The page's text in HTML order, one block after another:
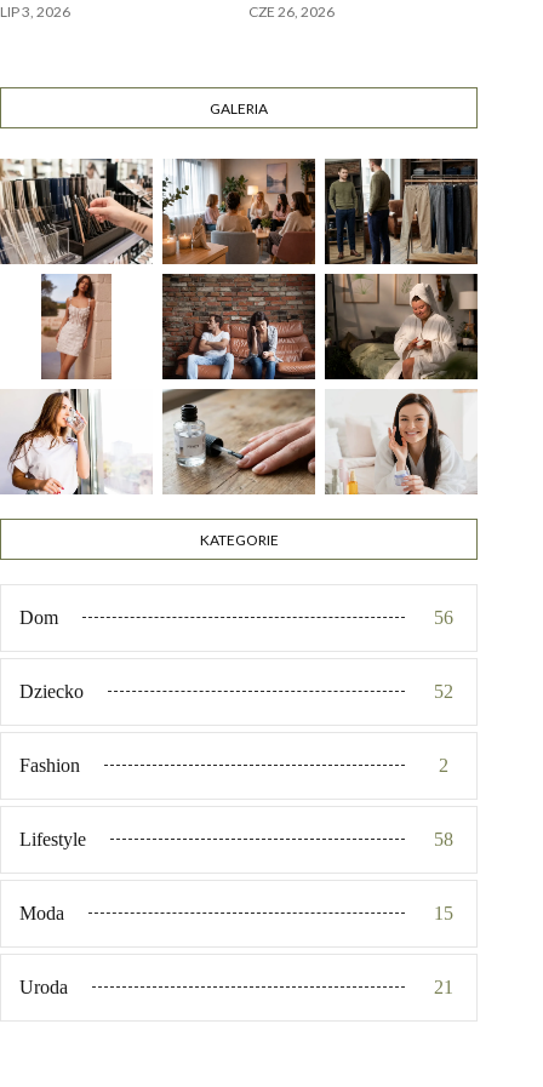
LIP 3, 2026 CZE 26, 2026
GALERIA
KATEGORIE
Dom 56
Dziecko 52
Fashion 2
Lifestyle 58
Moda 15
Uroda 21